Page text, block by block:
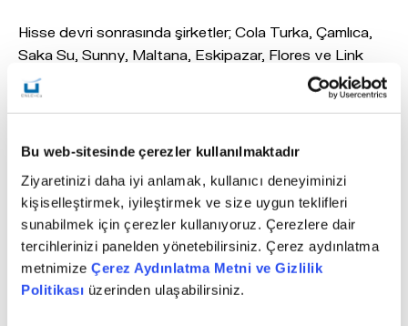
Bu web-sitesinde çerezler kullanılmaktadır
Ziyaretinizi daha iyi anlamak, kullanıcı deneyiminizi
kişiselleştirmek, iyileştirmek ve size uygun teklifleri
sunabilmek için çerezler kullanıyoruz. Çerezlere dair
tercihlerinizi panelden yönetebilirsiniz. Çerez aydınlatma
metnimize Çerez Aydınlatma Metni ve Gizlilik
Politikası üzerinden ulaşabilirsiniz.
Hisse devri sonrasında şirketler; Cola Turka, Çamlıca,
Saka Su, Sunny, Maltana, Eskipazar, Flores ve Link
markalarıyla DyDo DRINCO çatısı altında tüketiciyle
buluşmaya devam edecek.
köklü bisküvi şirketlerinden İngiliz menşeli United
Biscuits'i satın alma işleminde de finansal danışman
olarak yer almıştı.
Son güncelleme: 13 Ocak 2026 - 14:23